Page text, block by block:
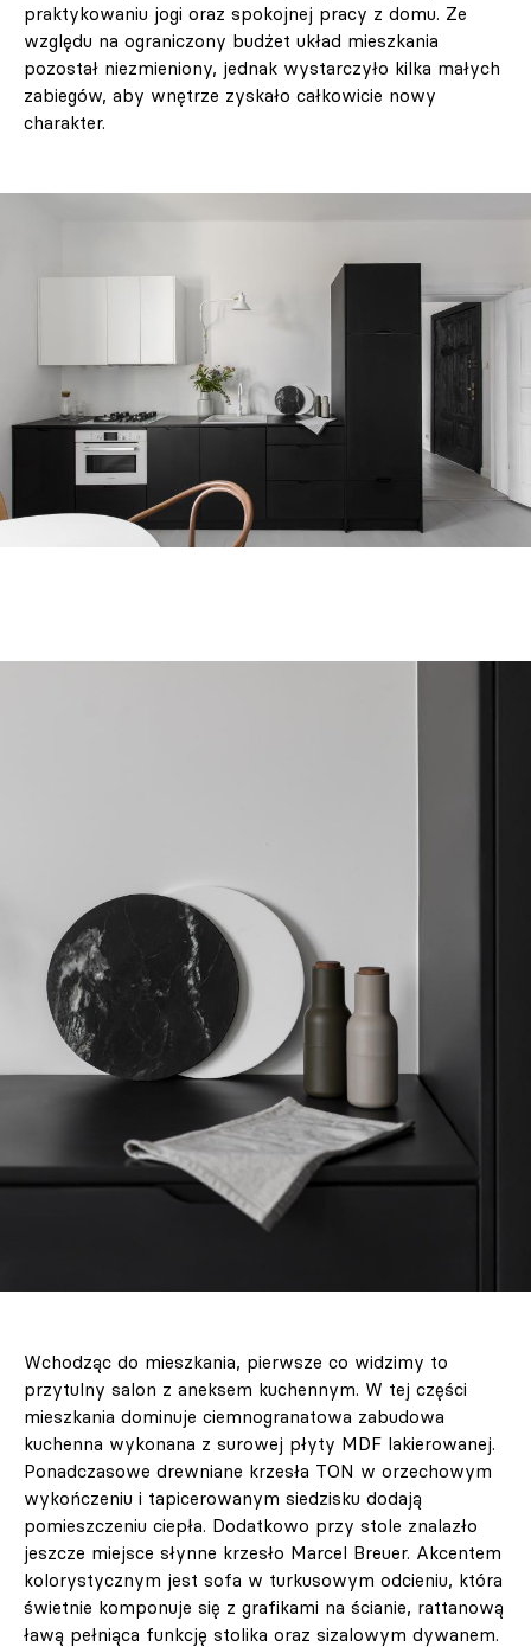
praktykowaniu jogi oraz spokojnej pracy z domu. Ze
względu na ograniczony budżet układ mieszkania
pozostał niezmieniony, jednak wystarczyło kilka małych
zabiegów, aby wnętrze zyskało całkowicie nowy
charakter.
Wchodząc do mieszkania, pierwsze co widzimy to
przytulny salon z aneksem kuchennym. W tej części
mieszkania dominuje ciemnogranatowa zabudowa
kuchenna wykonana z surowej płyty MDF lakierowanej.
Ponadczasowe drewniane krzesła TON w orzechowym
wykończeniu i tapicerowanym siedzisku dodają
pomieszczeniu ciepła. Dodatkowo przy stole znalazło
jeszcze miejsce słynne krzesło Marcel Breuer. Akcentem
kolorystycznym jest sofa w turkusowym odcieniu, która
świetnie komponuje się z grafikami na ścianie, rattanową
ławą pełniąca funkcję stolika oraz sizalowym dywanem.